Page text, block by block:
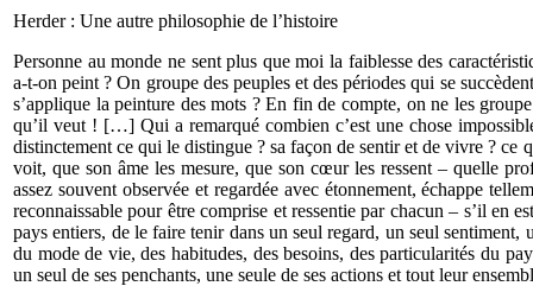
Herder : Une autre philosophie de l’histoire
Personne au monde ne sent plus que moi la faiblesse des
a-t-on peint ? On groupe des peuples et des périodes qui se
s’applique la peinture des mots ? En fin de compte, on ne les
qu’il veut ! […] Qui a remarqué combien c’est une chose
distinctement ce qui le distingue ? sa façon de sentir et de vivre ?
voit, que son âme les mesure, que son cœur les ressent – quelle
assez souvent observée et regardée avec étonnement, échappe
reconnaissable pour être comprise et ressentie par chacun – s’il en
pays entiers, de le faire tenir dans un seul regard, un seul
du mode de vie, des habitudes, des besoins, des particularités du
un seul de ses penchants, une seule de ses actions et tout leur